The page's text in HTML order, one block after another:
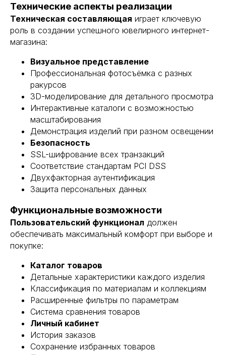
Технические аспекты реализации
Техническая составляющая играет ключевую
роль в создании успешного ювелирного интернет-
магазина:
Визуальное представление
Профессиональная фотосъёмка с разных
ракурсов
3D-моделирование для детального просмотра
Интерактивные каталоги с возможностью
масштабирования
Демонстрация изделий при разном освещении
Безопасность
SSL-шифрование всех транзакций
Соответствие стандартам PCI DSS
Двухфакторная аутентификация
Защита персональных данных
Функциональные возможности
Пользовательский функционал должен
обеспечивать максимальный комфорт при выборе и
покупке:
Каталог товаров
Детальные характеристики каждого изделия
Классификация по материалам и коллекциям
Расширенные фильтры по параметрам
Система сравнения товаров
Личный кабинет
История заказов
Сохранение избранных товаров